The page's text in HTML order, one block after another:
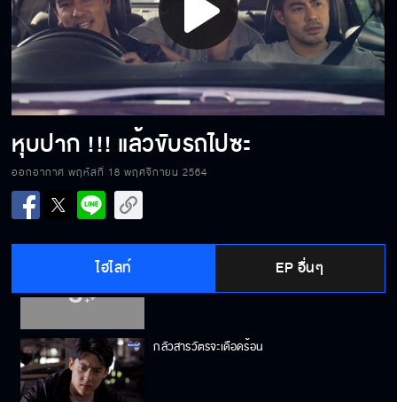
Play
Video
หุบปาก !!! แล้วขับรถไปซะ
ออกอากาศ พฤหัสที่ 18 พฤศจิกายน 2564
ไฮไลท์ EP อื่นๆ
เกมนี้ไม่มีรูปแบบ ไม่มีกฎเกณฑ์
ฉันไม่รู้ว่ามันจะเกิดอะไรขึ้นกับชีวิตฉันบ้าง
กลัวสารวัตรจะเดือดร้อน